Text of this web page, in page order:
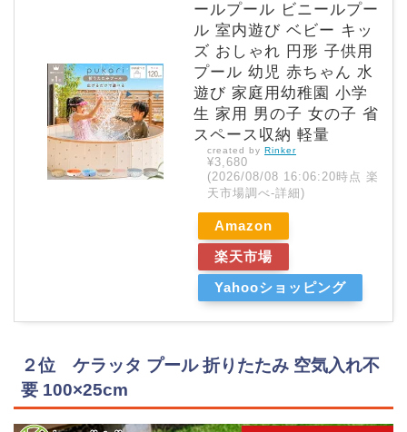
ールプール ビニールプー
ル 室内遊び ベビー キッ
ズ おしゃれ 円形 子供用
プール 幼児 赤ちゃん 水
遊び 家庭用幼稚園 小学
生 家用 男の子 女の子 省
スペース収納 軽量
created by Rinker
¥3,680
(2026/08/08 16:06:20時点 楽
天市場調べ-詳細)
Amazon
楽天市場
Yahooショッピング
２位 ケラッタ プール 折りたたみ 空気入れ不
要 100×25cm